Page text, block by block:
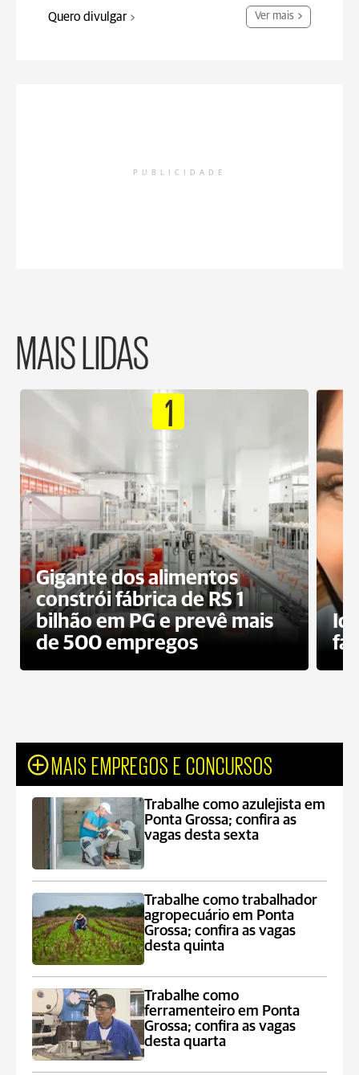
Quero divulgar Ver mais
PUBLICIDADE
MAIS LIDAS
1
Gigante dos alimentos
constrói fábrica de RS 1
bilhão em PG e prevê mais
de 500 empregos
MAIS EMPREGOS E CONCURSOS
Trabalhe como azulejista em
Ponta Grossa; confira as
vagas desta sexta
Trabalhe como trabalhador
agropecuário em Ponta
Grossa; confira as vagas
desta quinta
Trabalhe como
ferramenteiro em Ponta
Grossa; confira as vagas
desta quarta